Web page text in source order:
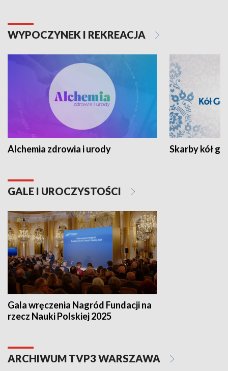
WYPOCZYNEK I REKREACJA
Alchemia zdrowia i urody Skarby kół
GALE I UROCZYSTOŚCI
Gala wręczenia Nagród Fundacji na
rzecz Nauki Polskiej 2025
ARCHIWUM TVP3 WARSZAWA